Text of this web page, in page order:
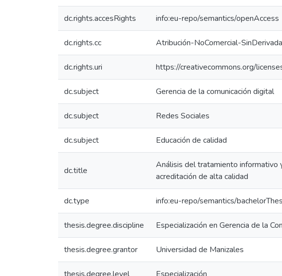
dc.rights.accesRights info:eu-repo/semantics/openAccess
dc.rights.cc Atribución-NoComercial-
dc.rights.uri https://creativecommons.org/
dc.subject Gerencia de la comunicación digital
dc.subject Redes Sociales
dc.subject Educación de calidad
dc.title
Análisis del tratamiento informativo
acreditación de alta calidad
dc.type info:eu-repo/semantics/
thesis.degree.discipline Especialización en Gerencia de la
thesis.degree.grantor Universidad de Manizales